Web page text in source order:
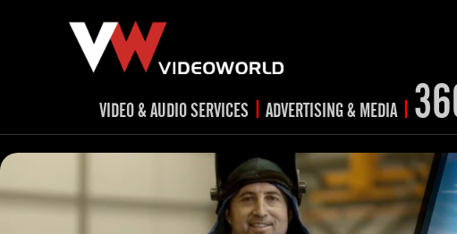
VIDEO & AUDIO SERVICES
TV spots
RADIO spots
Post production
Corporate videos
| ADVERTISING & MEDIA
RADIO
TVadvertising
|